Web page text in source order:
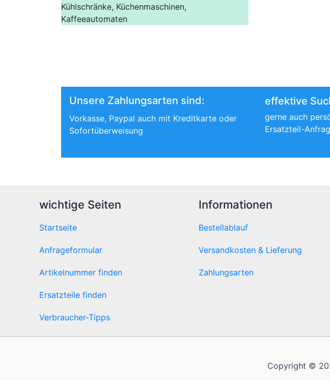
Kühlschränke, Küchenmaschinen,
Kaffeeautomaten
Unsere Zahlungsarten sind:
Vorkasse, Paypal auch mit Kreditkarte oder
Sofortüberweisung
effektive
gerne auch
Ersatzteil-
wichtige Seiten
Startseite
Anfrageformular
Artikelnummer finden
Ersatzteile finden
Verbraucher-Tipps
Informationen
Bestellablauf
Versandkosten & Lieferung
Zahlungsarten
Copyright ©